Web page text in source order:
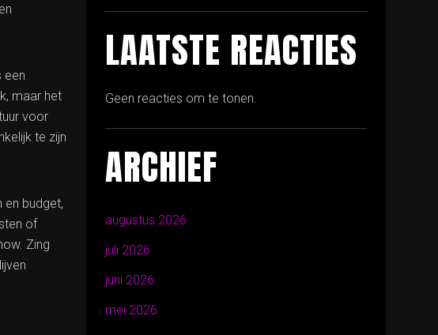
een
maar het
voor
te zijn
en budget,
of
Zing
LAATSTE REACTIES
Geen reacties om te tonen.
ARCHIEF
augustus 2026
juli 2026
juni 2026
mei 2026